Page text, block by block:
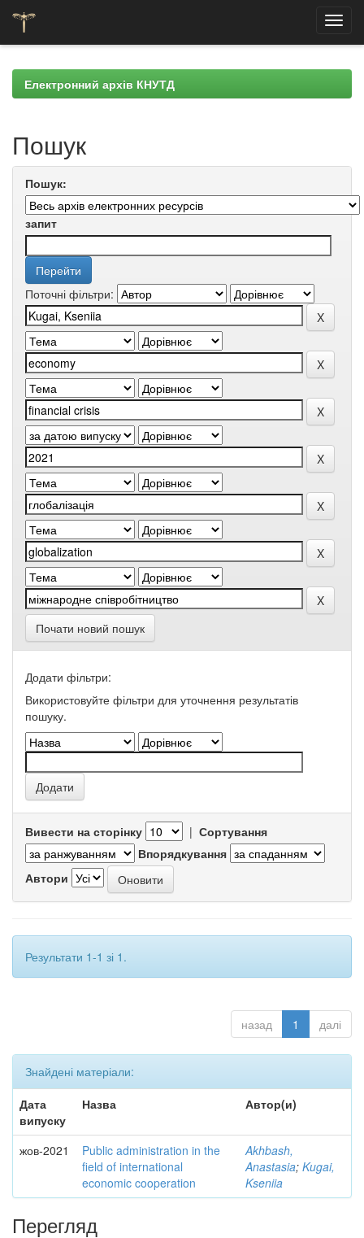
navigationЕлектронний архів КНУТД
Пошук
Пошук:
запит
Поточні фільтри:
Почати новий пошук
Додати фільтри:
Використовуйте фільтри для уточнення результатів
пошуку.
Вивести на сторінку | Сортування
Впорядкування
Автори
Результати 1-1 зі 1.
назад 1 далі
Знайдені матеріали:
Дата
випуску
Назва Автор(и)
жов-2021
Public administration in the
field of international
economic cooperation
Akhbash,
Anastasia; Kugai,
Kseniia
Перегляд